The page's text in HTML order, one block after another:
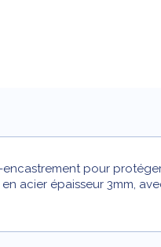
pour
acier épaisseur 3mm,